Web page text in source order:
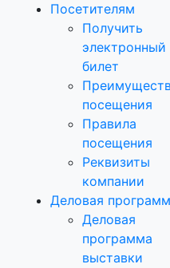
Посетителям
Получить
электронный
билет
посещения
Правила
посещения
Реквизиты
компании
Деловая
Деловая
программа
выставки